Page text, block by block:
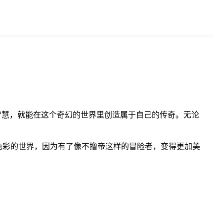
，就能在这个奇幻的世界里创造属于自己的传奇。无论
的世界，因为有了像不撸帝这样的冒险者，变得更加美